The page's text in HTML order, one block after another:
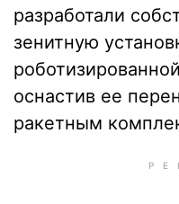
разработали
зенитную
оснастив ее
ракетным